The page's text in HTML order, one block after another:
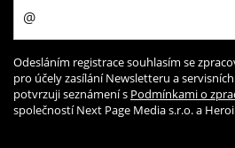
Odesláním registrace souhlasím se
pro účely zasílání Newsletteru a
potvrzuji seznámení s Podmínkami o
společností Next Page Media s.r.o. a